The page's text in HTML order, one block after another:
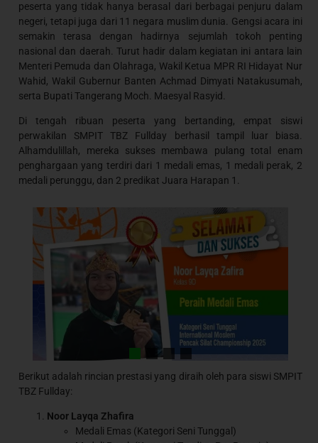
peserta yang tidak hanya berasal dari berbagai penjuru dalam
negeri, tetapi juga dari 11 negara muslim dunia. Gengsi acara ini
semakin terasa dengan hadirnya sejumlah tokoh penting
nasional dan daerah. Turut hadir dalam kegiatan ini antara lain
Menteri Pemuda dan Olahraga, Wakil Ketua MPR RI Hidayat Nur
Wahid, Wakil Gubernur Banten Achmad Dimyati Natakusumah,
serta Bupati Tangerang Moch. Maesyal Rasyid.
Di tengah ribuan peserta yang bertanding, empat siswi
perwakilan SMPIT TBZ Fullday berhasil tampil luar biasa.
Alhamdulillah, mereka sukses membawa pulang total enam
penghargaan yang terdiri dari 1 medali emas, 1 medali perak, 2
medali perunggu, dan 2 predikat Juara Harapan 1.
Berikut adalah rincian prestasi yang diraih oleh para siswi SMPIT
TBZ Fullday:
Noor Layqa Zhafira
Medali Emas (Kategori Seni Tunggal)